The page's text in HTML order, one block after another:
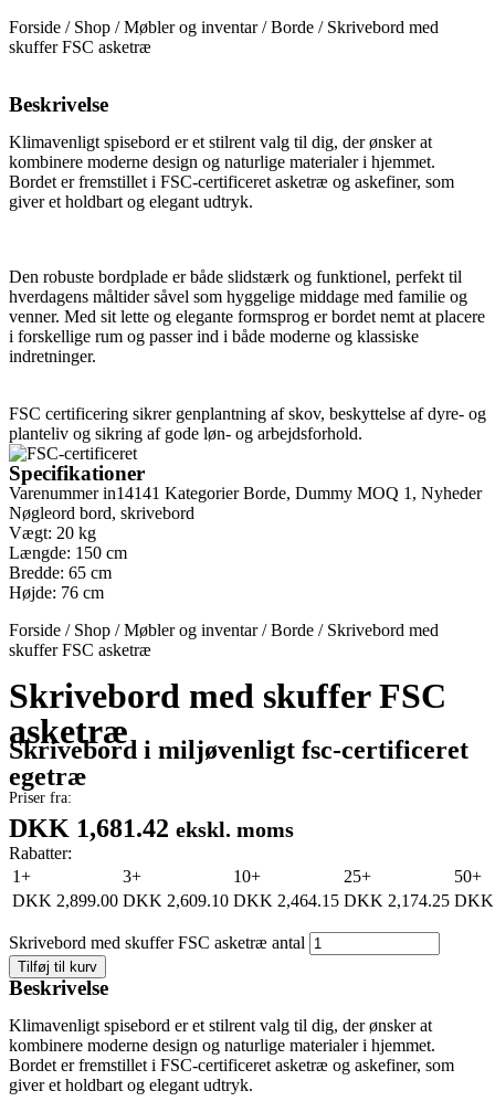
Forside / Shop /Møbler og inventar/Borde / Skrivebord med
skuffer FSC asketræ
Beskrivelse
Klimavenligt spisebord er et stilrent valg til dig, der ønsker at
kombinere moderne design og naturlige materialer i hjemmet.
Bordet er fremstillet i FSC-certificeret asketræ og askefiner, som
giver et holdbart og elegant udtryk.
Den robuste bordplade er både slidstærk og funktionel, perfekt til
hverdagens måltider såvel som hyggelige middage med familie og
venner. Med sit lette og elegante formsprog er bordet nemt at placere
i forskellige rum og passer ind i både moderne og klassiske
indretninger.
FSC certificering sikrer genplantning af skov, beskyttelse af dyre- og
planteliv og sikring af gode løn- og arbejdsforhold.
Specifikationer
Varenummerin14141 Kategorier Borde, Dummy MOQ 1 , Nyheder
Nøgleord bord, skrivebord
Vægt: 20 kg
Længde: 150 cm
Bredde: 65 cm
Højde: 76 cm
Forside / Shop /Møbler og inventar/Borde / Skrivebord med
skuffer FSC asketræ
Skrivebord med skuffer FSC
asketræ
Skrivebord i miljøvenligt fsc-certificeret
egetræ
Priser fra:
DKK 1,681.42 ekskl. moms
Rabatter:
1+
3+ 10+ 25+
50+
DKK 2,899.00 DKK 2,609.10 DKK 2,464.15 DKK 2,174.25 DKK
Skrivebord med skuffer FSC asketræ antal
Tilføj til kurv
Beskrivelse
Klimavenligt spisebord er et stilrent valg til dig, der ønsker at
kombinere moderne design og naturlige materialer i hjemmet.
Bordet er fremstillet i FSC-certificeret asketræ og askefiner, som
giver et holdbart og elegant udtryk.